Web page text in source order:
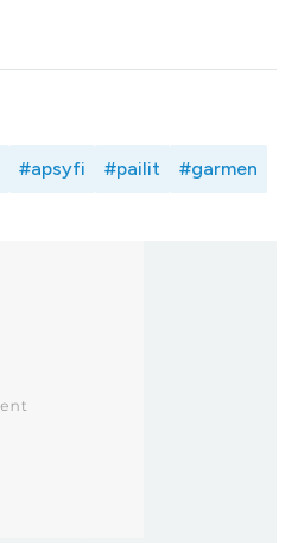
#apsyfi #pailit #garmen